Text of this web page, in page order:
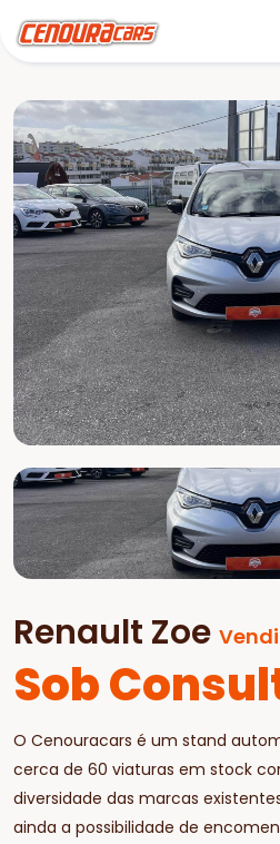
Renault Zoe
Sob
O Cenouracars é um stand
cerca de 60 viaturas em stock
diversidade das marcas
ainda a possibilidade de